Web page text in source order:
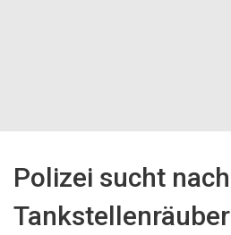
Polizei sucht nach
Tankstellenräuber